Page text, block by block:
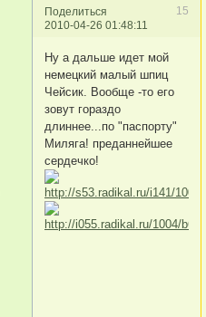
Поделиться
15
2010-04-26 01:48:11
Ну а дальше идет мой
немецкий малый шпиц
Чейсик. Вообще -то его
зовут гораздо
длиннее...по "паспорту"
Миляга! преданнейшее
сердечко!